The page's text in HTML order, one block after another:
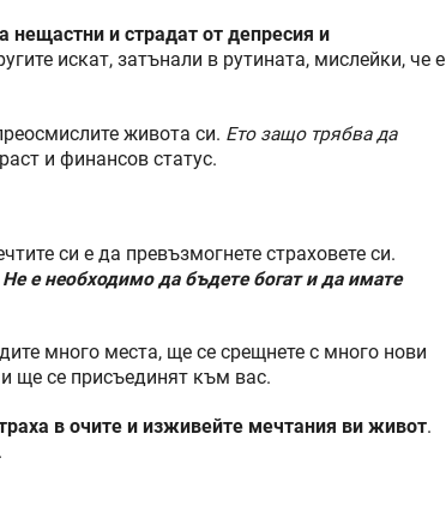
нещастни и страдат от депресия и
искат, затънали в рутината, мислейки, че е
живота си. Ето защо трябва да
и финансов статус.
си е да превъзмогнете страховете си.
Не е необходимо да бъдете богат и да имате
много места, ще се срещнете с много нови
ще се присъединят към вас.
в очите и изживейте мечтания ви живот.